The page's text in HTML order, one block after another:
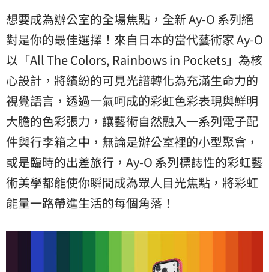
想要成為辦公室的全場焦點，全新 Ay-O 系列絕
對是你的最佳選擇！來自日本的當代藝術家 Ay-O
以「All The Colors, Rainbows in Pockets」為核
心設計，將繽紛的可見光譜轉化為充滿生命力的
視覺語言，透過一氣呵成的彩虹色彩表現與鮮明
大膽的色彩張力，讓藝術自然融入一系列電子配
件與行李箱之中，無論是辦公室裡的小型聚會，
或是臨時的出差旅行，Ay-O 系列標誌性的彩虹藝
術美學都能使你瞬間成為眾人目光焦點，將彩虹
能量一路帶進生活的每個角落！